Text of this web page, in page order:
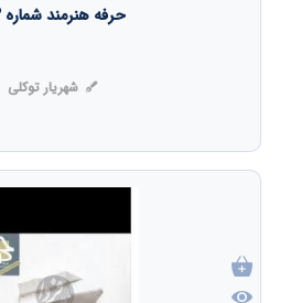
حرفه هنرمند شماره 43
شهریار توکلی